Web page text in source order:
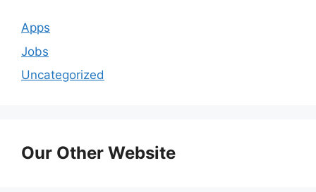
Apps
Jobs
Uncategorized
Our Other Website